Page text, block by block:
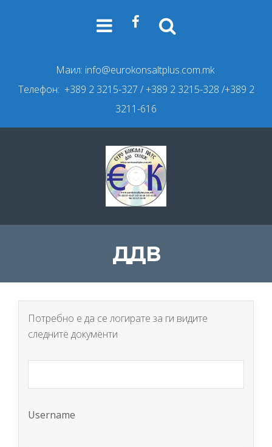
Маил: info@eurokonsaltplus.com.mk
Телефон: +389 2 3215-327 / +389 2 3215-328 /+389 2
3211-616
ДДВ
Потребно е да се логирате за ги видите
следните документи
Username